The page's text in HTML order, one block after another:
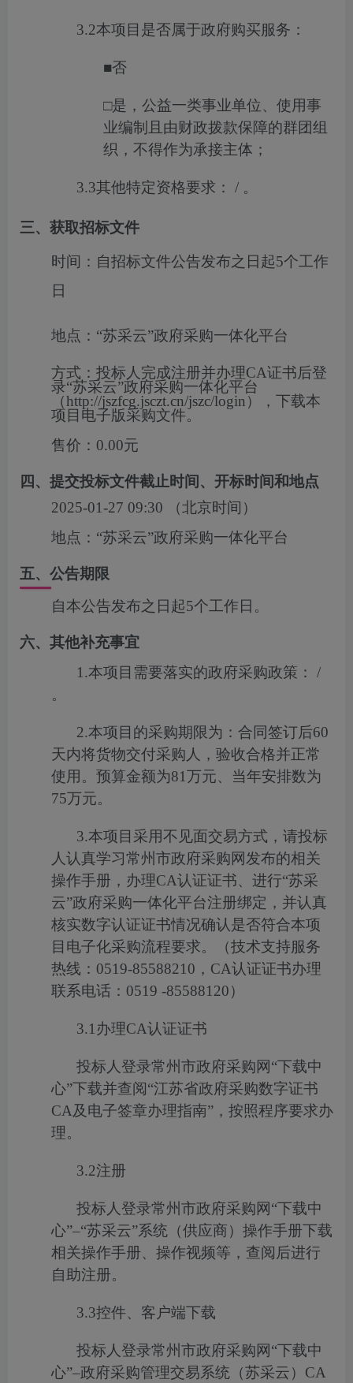
3.2本项目是否属于政府购买服务：
■否
□是，公益一类事业单位、使用事
业编制且由财政拨款保障的群团组
织，不得作为承接主体；
3.3其他特定资格要求： / 。
三、获取招标文件
时间： 自招标文件公告发布之日起5个工作
日
地点： “苏采云”政府采购一体化平台
方式： 投标人完成注册并办理CA证书后登
录“苏采云”政府采购一体化平台
（http://jszfcg.jsczt.cn/jszc/login），下载本
项目电子版采购文件。
售价： 0.00元
四、提交投标文件截止时间、开标时间和地点
2025-01-27 09:30 （北京时间）
地点： “苏采云”政府采购一体化平台
五、公告期限
自本公告发布之日起5个工作日。
六、其他补充事宜
1.本项目需要落实的政府采购政策：
/
。
2.本项目的采购期限为：合同签订后60
天内将货物交付采购人，验收合格并正常
使用。预算金额为81万元、当年安排数为
75万元。
3.本项目采用不见面交易方式，请投标
人认真学习常州市政府采购网发布的相关
操作手册，办理CA认证证书、进行“苏采
云”政府采购一体化平台注册绑定，并认真
核实数字认证证书情况确认是否符合本项
目电子化采购流程要求。（技术支持服务
热线： 0519-85588210 ， CA认证证书办理
联系电话： 0519 -85588120）
3.1 办理CA认证证书
投标人登录常州市政府采购网“下载中
心”下载并查阅“江苏省政府采购数字证书
CA及电子签章办理指南”，按照程序要求办
理。
3.2注册
投标人登录常州市政府采购网“下载中
心”–“苏采云”系统（供应商）操作手册下载
相关操作手册、操作视频等，查阅后进行
自助注册。
3.3控件、客户端下载
投标人登录常州市政府采购网“下载中
心”–政府采购管理交易系统（苏采云） CA